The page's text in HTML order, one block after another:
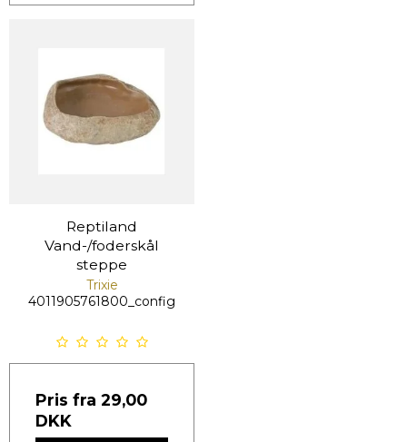
Reptiland
Vand-/foderskål
steppe
Trixie
4011905761800_config
Pris fra 29,00
DKK